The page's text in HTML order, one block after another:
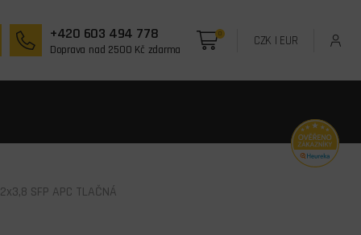
+420 603 494 778
Doprava nad 2500 Kč zdarma
0 CZK | EUR
SFP APC TLAČNÁ